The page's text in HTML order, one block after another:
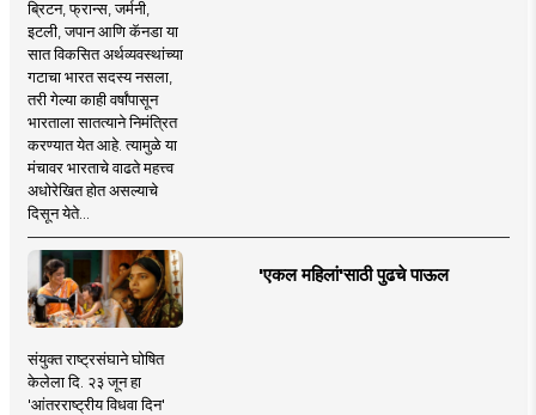
ब्रिटन, फ्रान्स, जर्मनी,
इटली, जपान आणि कॅनडा या
सात विकसित अर्थव्यवस्थांच्या
गटाचा भारत सदस्य नसला,
तरी गेल्या काही वर्षांपासून
भारताला सातत्याने निमंत्रित
करण्यात येत आहे. त्यामुळे या
मंचावर भारताचे वाढते महत्त्व
अधोरेखित होत असल्याचे
दिसून येते...
'एकल महिलां'साठी पुढचे पाऊल
संयुक्त राष्ट्रसंघाने घोषित
केलेला दि. २३ जून हा
'आंतरराष्ट्रीय विधवा दिन'